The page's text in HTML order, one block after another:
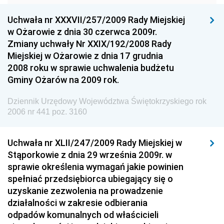
Dziennik Urzędowy Ministra Gospodarki
Dziennik Urzędowy Urzędu Ochrony Konkurencji i
Konsumentów
Dziennik Urzędowy Ministra Pracy i Polityki
Społecznej
Dziennik Urzędowy Urzędu Lotnictwa Cywilnego
Dziennik Urzędowy Ministerstwa Hutnictwa i
Przemysłu Maszynowego
Dziennik Urzędowy Ministerstwa Zdrowia i Opieki
Społecznej
Dziennik Urzędowy Ministerstwa Rolnictwa, Leśnictwa
i Gospodarki Żywnościowej
Uchwała nr XXXVII/257/2009 Rady Miejskiej
w Ożarowie z dnia 30 czerwca 2009r.
Zmiany uchwały Nr XXIX/192/2008 Rady
Miejskiej w Ożarowie z dnia 17 grudnia
2008 roku w sprawie uchwalenia budżetu
Gminy Ożarów na 2009 rok.
Dziennik Urzędowy Województwa Świętokrzyskiego rok
2006 nr 441 poz. 3160
Uchwała nr XLII/247/2009 Rady Miejskiej w
Stąporkowie z dnia 29 września 2009r. w
sprawie określenia wymagań jakie powinien
spełniać przedsiębiorca ubiegający się o
uzyskanie zezwolenia na prowadzenie
działalności w zakresie odbierania
odpadów komunalnych od właścicieli